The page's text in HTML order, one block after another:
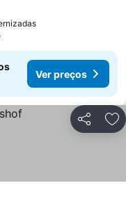
Ver preços
Partilhar